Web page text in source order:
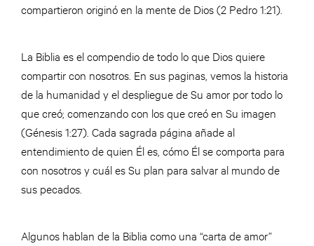
compartieron originó en la mente de Dios (2 Pedro 1:21).
La Biblia es el compendio de todo lo que Dios quiere
compartir con nosotros. En sus paginas, vemos la historia
de la humanidad y el despliegue de Su amor por todo lo
que creó; comenzando con los que creó en Su imagen
(Génesis 1:27). Cada sagrada página añade al
entendimiento de quien Él es, cómo Él se comporta para
con nosotros y cuál es Su plan para salvar al mundo de
sus pecados.
Algunos hablan de la Biblia como una “carta de amor”